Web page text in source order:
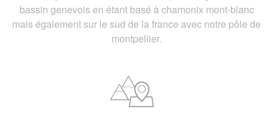
bassin genevois en étant basé à chamonix mont-blanc
mais également sur le sud de la france avec notre pôle de
montpellier.